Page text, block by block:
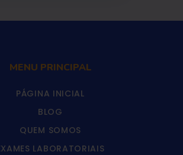
MENU PRINCIPAL
PÁGINA INICIAL
BLOG
QUEM SOMOS
LABORATORIAIS